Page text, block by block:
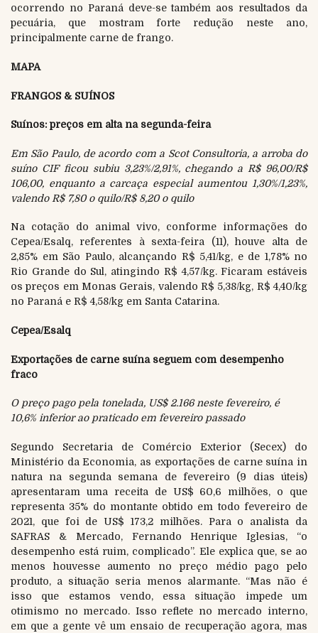
ocorrendo no Paraná deve-se também aos resultados da
pecuária, que mostram forte redução neste ano,
principalmente carne de frango.
MAPA
FRANGOS & SUÍNOS
Suínos: preços em alta na segunda-feira
Em São Paulo, de acordo com a Scot Consultoria, a arroba do
suíno CIF ficou subiu 3,23%/2,91%, chegando a R$ 96,00/R$
106,00, enquanto a carcaça especial aumentou 1,30%/1,23%,
valendo R$ 7,80 o quilo/R$ 8,20 o quilo
Na cotação do animal vivo, conforme informações do
Cepea/Esalq, referentes à sexta-feira (11), houve alta de
2,85% em São Paulo, alcançando R$ 5,41/kg, e de 1,78% no
Rio Grande do Sul, atingindo R$ 4,57/kg. Ficaram estáveis
os preços em Monas Gerais, valendo R$ 5,38/kg, R$ 4,40/kg
no Paraná e R$ 4,58/kg em Santa Catarina.
Cepea/Esalq
Exportações de carne suína seguem com desempenho
fraco
O preço pago pela tonelada, US$ 2.166 neste fevereiro, é
10,6% inferior ao praticado em fevereiro passado
Segundo Secretaria de Comércio Exterior (Secex) do
Ministério da Economia, as exportações de carne suína in
natura na segunda semana de fevereiro (9 dias úteis)
apresentaram uma receita de US$ 60,6 milhões, o que
representa 35% do montante obtido em todo fevereiro de
2021, que foi de US$ 173,2 milhões. Para o analista da
SAFRAS & Mercado, Fernando Henrique Iglesias, “o
desempenho está ruim, complicado”. Ele explica que, se ao
menos houvesse aumento no preço médio pago pelo
produto, a situação seria menos alarmante. “Mas não é
isso que estamos vendo, essa situação impede um
otimismo no mercado. Isso reflete no mercado interno,
em que a gente vê um ensaio de recuperação agora, mas